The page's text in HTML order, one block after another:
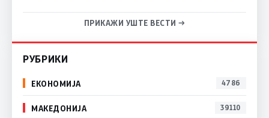
ПРИКАЖИ УШТЕ ВЕСТИ →
РУБРИКИ
ЕКОНОМИЈА 4786
МАКЕДОНИЈА 39110